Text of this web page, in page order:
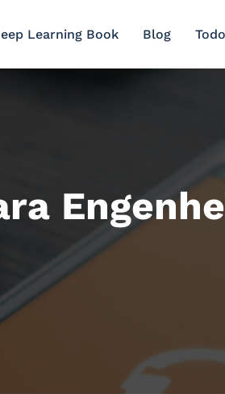
Learning Book Blog